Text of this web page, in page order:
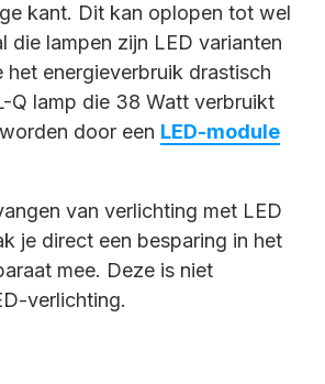
kant. Dit kan oplopen tot wel
die lampen zijn LED varianten
het energieverbruik drastisch
Q lamp die 38 Watt verbruikt
door een LED-module
van verlichting met LED
je direct een besparing in het
mee. Deze is niet
verlichting.